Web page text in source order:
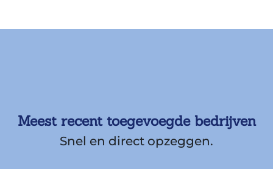
Meest recent toegevoegde bedrijven
Snel en direct opzeggen.